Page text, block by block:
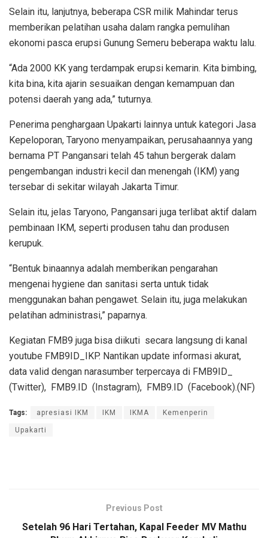
Selain itu, lanjutnya, beberapa CSR milik Mahindar terus
memberikan pelatihan usaha dalam rangka pemulihan
ekonomi pasca erupsi Gunung Semeru beberapa waktu lalu.
“Ada 2000 KK yang terdampak erupsi kemarin. Kita bimbing,
kita bina, kita ajarin sesuaikan dengan kemampuan dan
potensi daerah yang ada,” tuturnya.
Penerima penghargaan Upakarti lainnya untuk kategori Jasa
Kepeloporan, Taryono menyampaikan, perusahaannya yang
bernama PT Pangansari telah 45 tahun bergerak dalam
pengembangan industri kecil dan menengah (IKM) yang
tersebar di sekitar wilayah Jakarta Timur.
Selain itu, jelas Taryono, Pangansari juga terlibat aktif dalam
pembinaan IKM, seperti produsen tahu dan produsen
kerupuk.
“Bentuk binaannya adalah memberikan pengarahan
mengenai hygiene dan sanitasi serta untuk tidak
menggunakan bahan pengawet. Selain itu, juga melakukan
pelatihan administrasi,” paparnya.
Kegiatan FMB9 juga bisa diikuti secara langsung di kanal
youtube FMB9ID_IKP. Nantikan update informasi akurat,
data valid dengan narasumber terpercaya di FMB9ID_
(Twitter), FMB9.ID (Instagram), FMB9.ID (Facebook).(NF)
Tags: apresiasi IKM IKM IKMA Kemenperin
Upakarti
Previous Post
Setelah 96 Hari Tertahan, Kapal Feeder MV Mathu